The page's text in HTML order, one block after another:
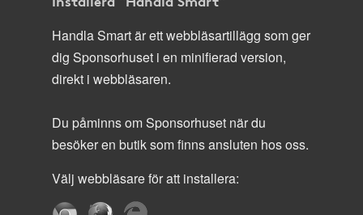
Handla Smart är ett webbläsartillägg som ger
dig Sponsorhuset i en minifierad version,
direkt i webbläsaren.
Du påminns om Sponsorhuset när du
besöker en butik som finns ansluten hos oss.
Välj webbläsare för att installera: